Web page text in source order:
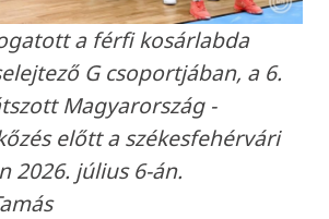
a férfi kosárlabda
G csoportjában, a 6.
Magyarország -
előtt a székesfehérvári
2026. július 6-án.